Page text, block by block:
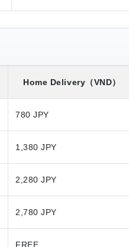
Home Delivery （VND）
780 JPY
1,380 JPY
2,280 JPY
2,780 JPY
FREE